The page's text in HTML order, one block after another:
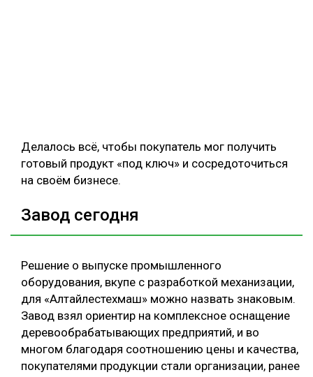
Делалось всё, чтобы покупатель мог получить
готовый продукт «под ключ» и сосредоточиться
на своём бизнесе.
Завод сегодня
Решение о выпуске промышленного
оборудования, вкупе с разработкой механизации,
для «Алтайлестехмаш» можно назвать знаковым.
Завод взял ориентир на комплексное оснащение
деревообрабатывающих предприятий, и во
многом благодаря соотношению цены и качества,
покупателями продукции стали организации, ранее